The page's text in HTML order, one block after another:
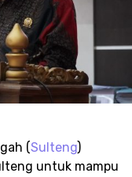
(Sulteng)
untuk mampu